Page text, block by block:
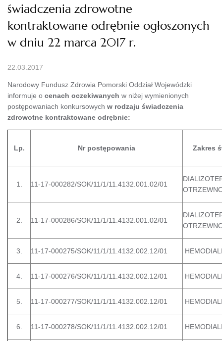
świadczenia zdrowotne
kontraktowane odrębnie ogłoszonych
w dniu 22 marca 2017 r.
22.03.2017
Narodowy Fundusz Zdrowia Pomorski Oddział Wojewódzki
informuje o cenach oczekiwanych w niżej wymienionych
postępowaniach konkursowych w rodzaju świadczenia
zdrowotne kontraktowane odrębnie:
Lp. Nr postępowania Zakres
1. 11-17-000282/SOK/11/1/11.4132.001.02/01
2. 11-17-000286/SOK/11/1/11.4132.001.02/01
3. 11-17-000275/SOK/11/1/11.4132.002.12/01
4. 11-17-000276/SOK/11/1/11.4132.002.12/01
5. 11-17-000277/SOK/11/1/11.4132.002.12/01
6. 11-17-000278/SOK/11/1/11.4132.002.12/01